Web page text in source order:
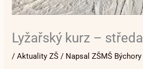
Lyžařský kurz – středa
/Aktuality ZŠ / NapsalZŠMŠ Býchory